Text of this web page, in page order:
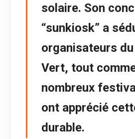
solaire. Son
“sunkiosk” a
organisateurs
Vert, tout
nombreux
ont apprécié
durable.